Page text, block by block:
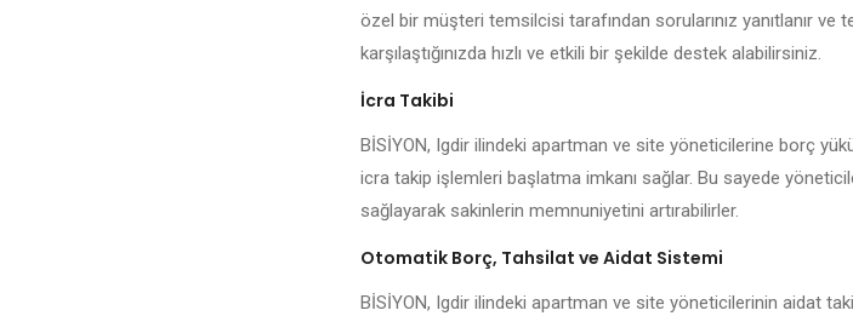
özel bir müşteri temsilcisi tarafından sorularınız yanıtlanır
karşılaştığınızda hızlı ve etkili bir şekilde destek alabilirsiniz.
İcra Takibi
BİSİYON, Igdir ilindeki apartman ve site yöneticilerine borç
icra takip işlemleri başlatma imkanı sağlar. Bu sayede
sağlayarak sakinlerin memnuniyetini artırabilirler.
Otomatik Borç, Tahsilat ve Aidat Sistemi
BİSİYON, Igdir ilindeki apartman ve site yöneticilerinin aidat